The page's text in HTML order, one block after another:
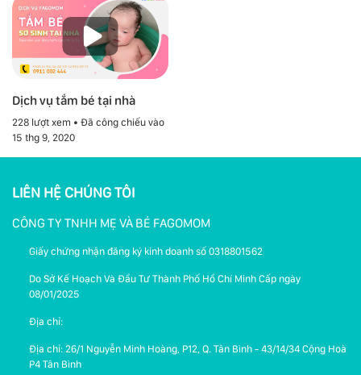
Dịch vụ tắm bé tại nhà
228 lượt xem • Đã công chiếu vào
15 thg 9, 2020
LIÊN HỆ CHÚNG TÔI
CÔNG TY TNHH MẸ VÀ BÉ FAGOMOM
Giấy chứng nhận đăng ký kinh doanh số 0318801562
Do Sở Kế Hoạch Và Đầu Tư Thành Phố Hồ Chí Minh Cấp ngày
08/01/2025
Địa chỉ:
Địa chỉ: 26/1 Nguyễn Minh Hoàng, P12, Q. Tân Bình - 43/14/34 Cộng Hoà
P4 Tân Bình